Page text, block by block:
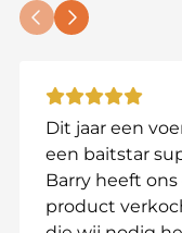
BaitStar
BaitStar Xpert
Baitcruiser Mini
Skarp
Nanotec Pro
Berns Baitboat
Anatec PAC
CarpLounge
Dit jaar een
een baitstar
Barry heeft
product